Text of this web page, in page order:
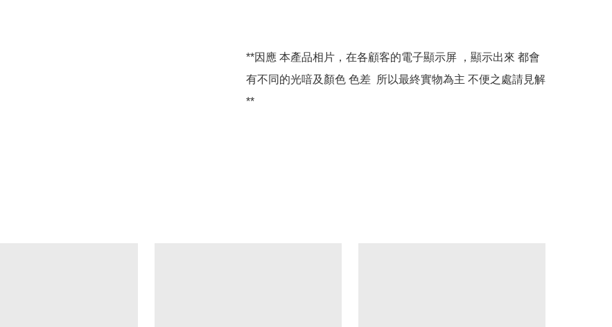
**因應 本產品相片，在各顧客的電子顯示屏 ，顯示出來 都會
有不同的光喑及顏色 色差  所以最終實物為主 不便之處請見解
**